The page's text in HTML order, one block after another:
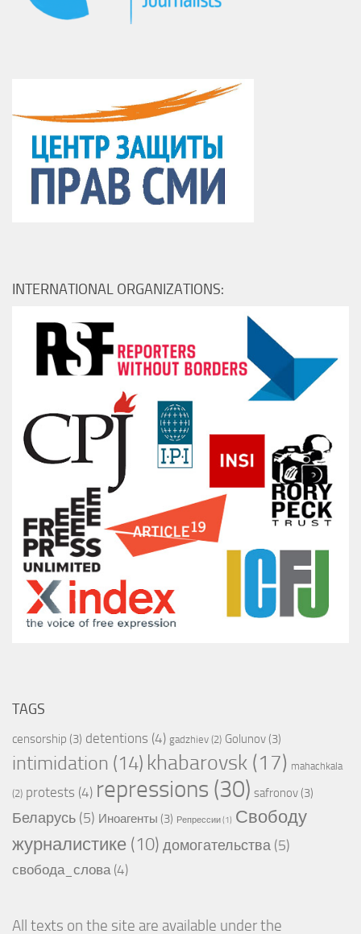
INTERNATIONAL ORGANIZATIONS:
TAGS
censorship (3) detentions (4) gadzhiev(2) Golunov (3)
intimidation (14) khabarovsk (17) mahachkala
(2) protests (4) repressions (30) safronov (3)
Беларусь (5) Иноагенты (3) Репрессии(1) Свободу
журналистике (10) домогательства (5)
свобода_слова(4)
All texts on the site are available under the